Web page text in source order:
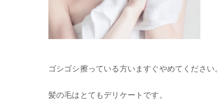
ゴシゴシ擦っている方いますぐやめてください。
髪の毛はとてもデリケートです。